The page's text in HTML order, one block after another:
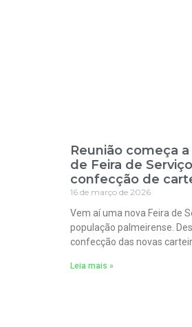
Reunião começa
de Feira de
confecção de
16 de março de 2026
Vem aí uma nova Feira de
população palmeirense.
confecção das novas
Leia mais »